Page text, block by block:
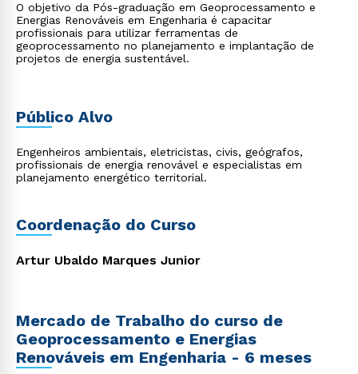
O objetivo da Pós-graduação em Geoprocessamento e
Energias Renováveis em Engenharia é capacitar
profissionais para utilizar ferramentas de
geoprocessamento no planejamento e implantação de
projetos de energia sustentável.
Público Alvo
Engenheiros ambientais, eletricistas, civis, geógrafos,
profissionais de energia renovável e especialistas em
planejamento energético territorial.
Coordenação do Curso
Artur Ubaldo Marques Junior
Mercado de Trabalho do curso de
Geoprocessamento e Energias
Renováveis em Engenharia - 6 meses